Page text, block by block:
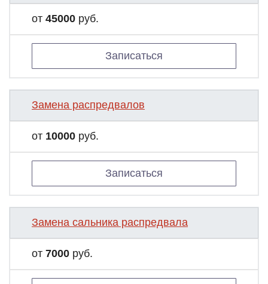
от 45000 руб.
Записаться
Замена распредвалов
от 10000 руб.
Записаться
Замена сальника распредвала
от 7000 руб.